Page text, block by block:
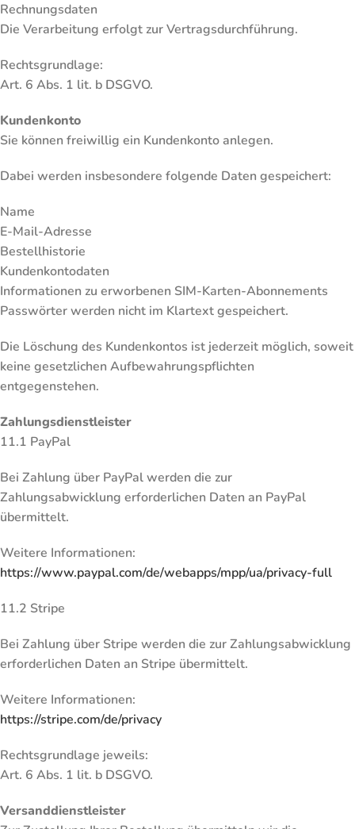
Rechnungsdaten
Die Verarbeitung erfolgt zur Vertragsdurchführung.
Rechtsgrundlage:
Art. 6 Abs. 1 lit. b DSGVO.
Kundenkonto
Sie können freiwillig ein Kundenkonto anlegen.
Dabei werden insbesondere folgende Daten gespeichert:
Name
E-Mail-Adresse
Bestellhistorie
Kundenkontodaten
Informationen zu erworbenen SIM-Karten-Abonnements
Passwörter werden nicht im Klartext gespeichert.
Die Löschung des Kundenkontos ist jederzeit möglich, soweit
keine gesetzlichen Aufbewahrungspflichten
entgegenstehen.
Zahlungsdienstleister
11.1 PayPal
Bei Zahlung über PayPal werden die zur
Zahlungsabwicklung erforderlichen Daten an PayPal
übermittelt.
Weitere Informationen:
https://www.paypal.com/de/webapps/mpp/ua/privacy-full
11.2 Stripe
Bei Zahlung über Stripe werden die zur Zahlungsabwicklung
erforderlichen Daten an Stripe übermittelt.
Weitere Informationen:
https://stripe.com/de/privacy
Rechtsgrundlage jeweils:
Art. 6 Abs. 1 lit. b DSGVO.
Versanddienstleister